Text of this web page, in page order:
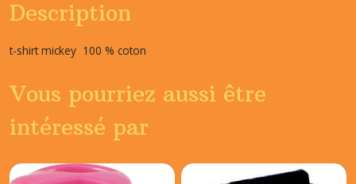
Description
t-shirt mickey 100 % coton
Vous pourriez aussi être
intéressé par